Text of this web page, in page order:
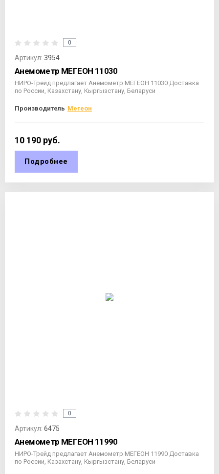
0
Артикул: 3954
Анемометр МЕГЕОН 11030
НИРО-Трейд предлагает Анемометр МЕГЕОН 11030 Доставка
по России, Казахстану, Кыргызстану, Беларуси
Производитель Мегеон
10 190 руб.
Подробнее
0
Артикул: 6475
Анемометр МЕГЕОН 11990
НИРО-Трейд предлагает Анемометр МЕГЕОН 11990 Доставка
по России, Казахстану, Кыргызстану, Беларуси